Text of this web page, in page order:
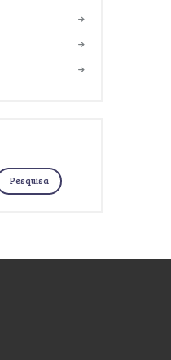
Pesquisa